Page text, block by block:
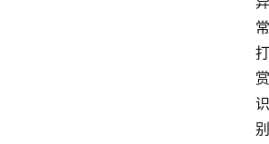
常
打
赏
识
别